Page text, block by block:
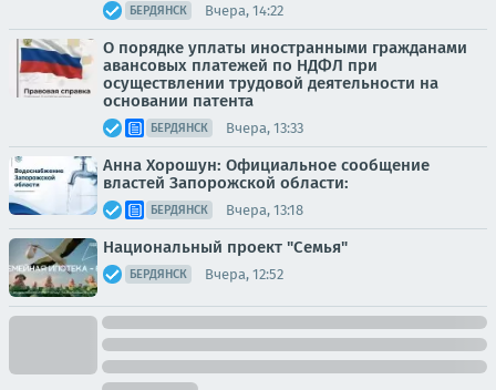
БЕРДЯНСК Вчера, 14:22
О порядке уплаты иностранными гражданами
авансовых платежей по НДФЛ при
осуществлении трудовой деятельности на
основании патента
БЕРДЯНСК Вчера, 13:33
Анна Хорошун: Официальное сообщение
властей Запорожской области:
БЕРДЯНСК Вчера, 13:18
Национальный проект "Семья"
БЕРДЯНСК Вчера, 12:52